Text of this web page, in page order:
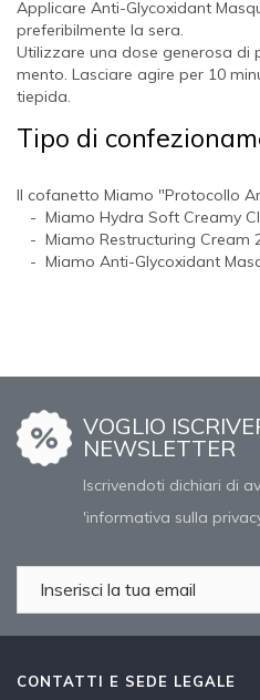
Applicare Anti-Glycoxidant
preferibilmente la sera.
Utilizzare una dose generosa di
mento. Lasciare agire per 10
tiepida.
Tipo di
Il cofanetto Miamo "Protocollo
- Miamo Hydra Soft Creamy
- Miamo Restructuring Cream
- Miamo Anti-Glycoxidant
VOGLIO
NEWSLETTER
Iscrivendoti dichiari di
'informativa sulla
CONTATTI E SEDE LEGALE